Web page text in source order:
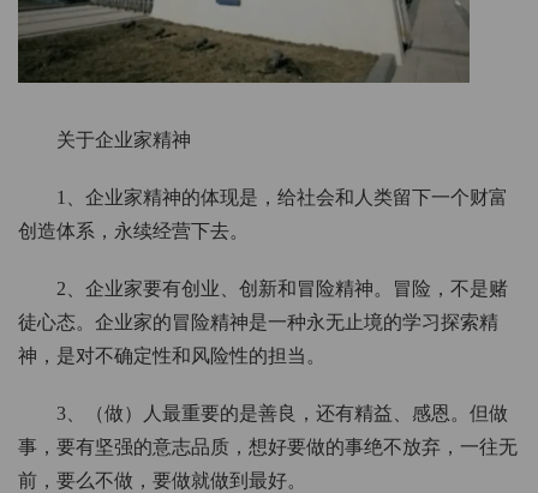
关于企业家精神
1、企业家精神的体现是，给社会和人类留下一个财富
创造体系，永续经营下去。
2、企业家要有创业、创新和冒险精神。冒险，不是赌
徒心态。企业家的冒险精神是一种永无止境的学习探索精
神，是对不确定性和风险性的担当。
3、（做）人最重要的是善良，还有精益、感恩。但做
事，要有坚强的意志品质，想好要做的事绝不放弃，一往无
前，要么不做，要做就做到最好。